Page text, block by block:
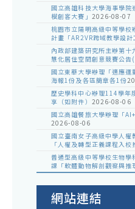
國立高雄科技大學海事學
模創客大賽」 2026-08-07
桃園市立陽明高級中等學
計畫「AR2VR跨域教學設計
內政部建築研究所主辦第
慧化居住空間創意競賽公
國立東華大學辦理「適應運
海報1份及各區簡章各1份
歷史學科中心辦理114學年
享（如附件） 2026-08-06
國立高雄餐旅大學辦理「
2026-08-06
國立臺南女子高級中學人
「人權及轉型正義課程入
普通型高級中等學校生物
課「軟體動物解剖觀察與推
網站連結